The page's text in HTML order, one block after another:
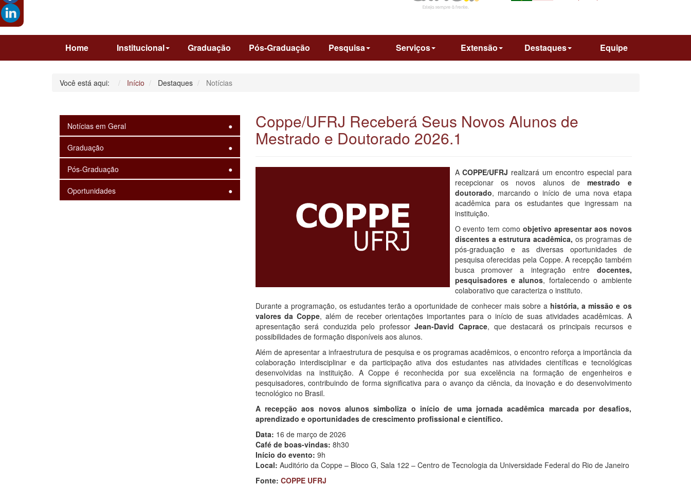
Home Institucional Graduação Pós-Graduação Pesquisa Serviços Extensão Destaques Equipe
Você está aqui: Início Destaques Notícias
Notícias em Geral
Graduação
Pós-Graduação
Oportunidades
Coppe/UFRJ Receberá Seus Novos Alunos de
Mestrado e Doutorado 2026.1
ACOPPE/UFRJ realizará um encontro especial para
recepcionar os novos alunos demestrado e
doutorado, marcando o início de uma nova etapa
acadêmica para os estudantes que ingressam na
instituição.
O evento tem como objetivo apresentar aos novos
discentes a estrutura acadêmica, os programas de
pós-graduação e as diversas oportunidades de
pesquisa oferecidas pela Coppe. A recepção também
busca promover a integração entre docentes,
pesquisadores e alunos, fortalecendo o ambiente
colaborativo que caracteriza o instituto.
Durante a programação, os estudantes terão a oportunidade de conhecer mais sobre a história, a missão e os
valores da Coppe, além de receber orientações importantes para o início de suas atividades acadêmicas. A
apresentação será conduzida pelo professorJean-David Caprace, que destacará os principais recursos e
possibilidades de formação disponíveis aos alunos.
Além de apresentar a infraestrutura de pesquisa e os programas acadêmicos, o encontro reforça a importância da
colaboração interdisciplinar e da participação ativa dos estudantes nas atividades científicas e tecnológicas
desenvolvidas na instituição. A Coppe é reconhecida por sua excelência na formação de engenheiros e
pesquisadores, contribuindo de forma significativa para o avanço da ciência, da inovação e do desenvolvimento
tecnológico no Brasil.
A recepção aos novos alunos simboliza o início de uma jornada acadêmica marcada por desafios,
aprendizado e oportunidades de crescimento profissional e científico.
Data: 16 de março de 2026
Café de boas-vindas: 8h30
Início do evento: 9h
Local: Auditório da Coppe – Bloco G, Sala 122 – Centro de Tecnologia da Universidade Federal do Rio de Janeiro
Fonte: COPPE UFRJ